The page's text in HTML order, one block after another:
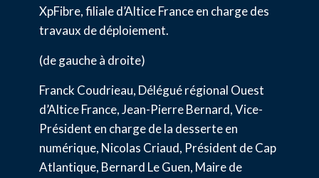
XpFibre, filiale d’Altice France en charge des
travaux de déploiement.
(de gauche à droite)
Franck Coudrieau, Délégué régional Ouest
d’Altice France, Jean-Pierre Bernard, Vice-
Président en charge de la desserte en
numérique, Nicolas Criaud, Président de Cap
Atlantique, Bernard Le Guen, Maire de